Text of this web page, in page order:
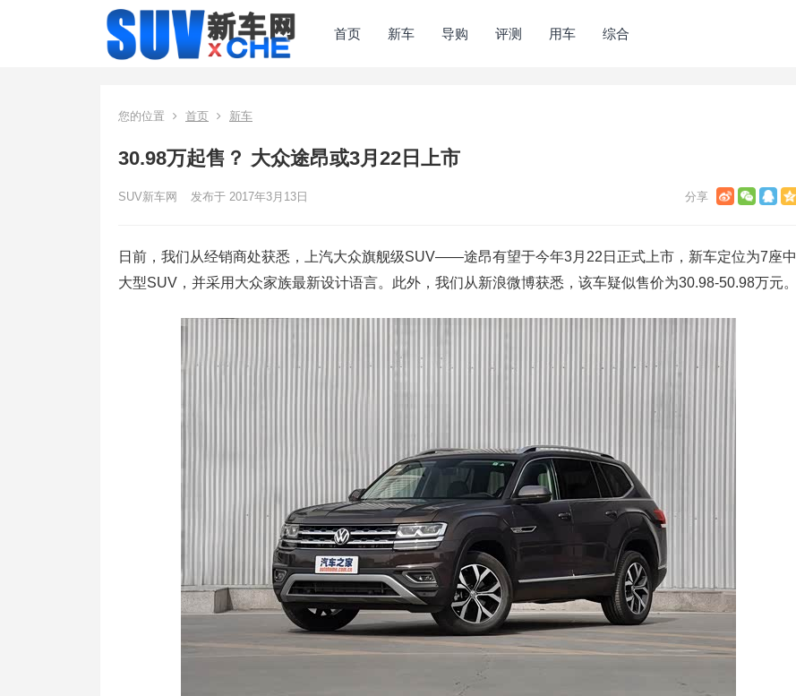
首页 新车 导购 评测 用车 综合
您的位置 首页 新车
30.98万起售？ 大众途昂或3月22日上市
SUV新车网 发布于 2017年3月13日
日前，我们从经销商处获悉，上汽大众旗舰级SUV——途昂有望于今年3月22日正式上市，新车定位为7座中
大型SUV，并采用大众家族最新设计语言。此外，我们从新浪微博获悉，该车疑似售价为30.98-50.98万元。